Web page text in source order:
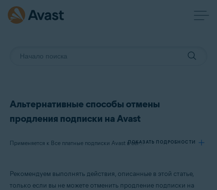
Альтернативные способы отмены
продления подписки на Avast
Применяется к Все платные подписки Avast в сегменте потребительских решений
ПОКАЗАТЬ ПОДРОБНОСТИ
Продукты:
Рекомендуем выполнять действия, описанные в этой статье,
только если вы не можете отменить продление подписки на